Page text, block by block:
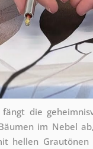
die
im Nebel
hellen